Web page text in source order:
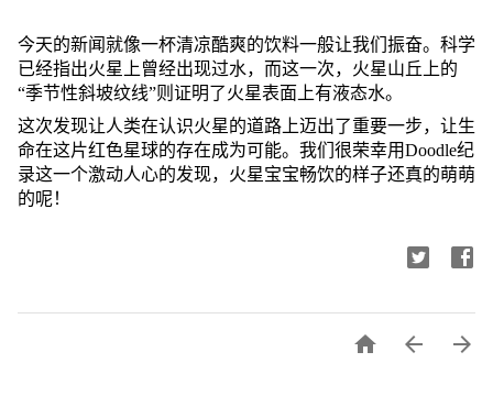
今天的新闻就像一杯清凉酷爽的饮料一般让我们振奋。科学
已经指出火星上曾经出现过水，而这一次，火星山丘上的
“季节性斜坡纹线”则证明了火星表面上有液态水。
这次发现让人类在认识火星的道路上迈出了重要一步，让生
命在这片红色星球的存在成为可能。我们很荣幸用Doodle纪
录这一个激动人心的发现，火星宝宝畅饮的样子还真的萌萌
的呢！
  